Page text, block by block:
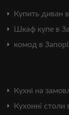
Купить диван
Шкаф купе в
комод в
Кухні на
Кухонні столи